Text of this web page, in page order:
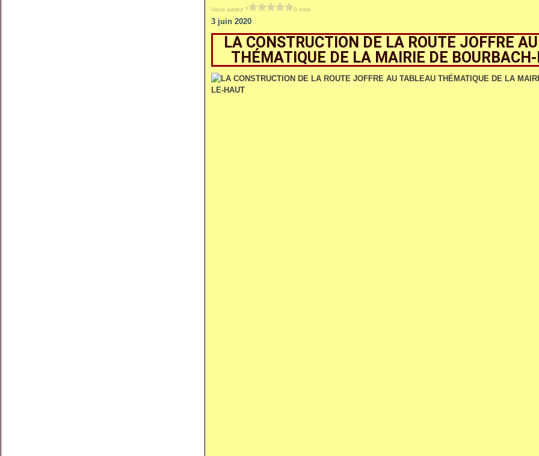
Vous aimez ? 0 vote
3 juin 2020
LA CONSTRUCTION DE LA ROUTE JOFFRE
THÉMATIQUE DE LA MAIRIE DE